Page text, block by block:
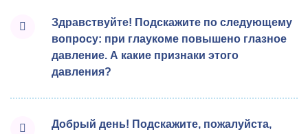
Здравствуйте! Подскажите по следующему
вопросу: при глаукоме повышено глазное
давление. А какие признаки этого
давления?
Добрый день! Подскажите, пожалуйста,